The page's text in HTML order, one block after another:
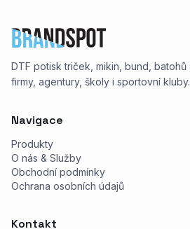
DTF potisk triček, mikin, bund,
firmy, agentury, školy i sportovní
Navigace
Produkty
O nás & Služby
Obchodní podmínky
Ochrana osobních údajů
Kontakt